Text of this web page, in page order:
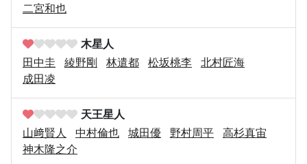
二宮和也
木星人
田中圭
綾野剛 林遣都 松坂桃李
北村匠海
成田凌
天王星人
山﨑賢人
中村倫也 城田優 野村周平
高杉真宙
神木隆之介